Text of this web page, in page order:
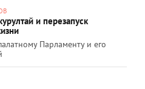
и перезапуск
Парламенту и его